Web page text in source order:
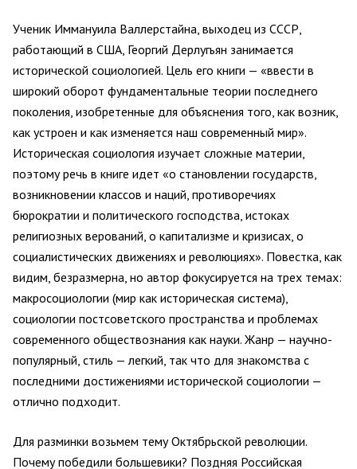
Ученик Иммануила Валлерстайна, выходец из СССР,
работающий в США, Георгий Дерлугьян занимается
исторической социологией. Цель его книги — «ввести в
широкий оборот фундаментальные теории последнего
поколения, изобретенные для объяснения того, как возник,
как устроен и как изменяется наш современный мир».
Историческая социология изучает сложные материи,
поэтому речь в книге идет «о становлении государств,
возникновении классов и наций, противоречиях
бюрократии и политического господства, истоках
религиозных верований, о капитализме и кризисах, о
социалистических движениях и революциях». Повестка, как
видим, безразмерна, но автор фокусируется на трех темах:
макросоциологии (мир как историческая система),
социологии постсоветского пространства и проблемах
современного обществознания как науки. Жанр — научно-
популярный, стиль — легкий, так что для знакомства с
последними достижениями исторической социологии —
отлично подходит.
Для разминки возьмем тему Октябрьской революции.
Почему победили большевики? Поздняя Российская